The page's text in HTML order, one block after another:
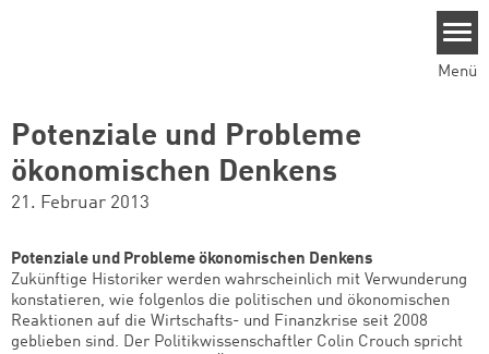
Menü
Potenziale und Probleme
ökonomischen Denkens
21. Februar 2013
Potenziale und Probleme ökonomischen Denkens
Zukünftige Historiker werden wahrscheinlich mit Verwunderung
konstatieren, wie folgenlos die politischen und ökonomischen
Reaktionen auf die Wirtschafts- und Finanzkrise seit 2008
geblieben sind. Der Politikwissenschaftler Colin Crouch spricht